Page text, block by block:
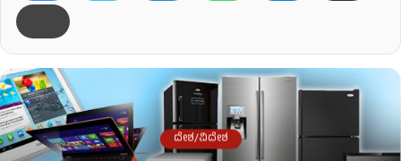
ದೇಶ/ವಿದೇಶ